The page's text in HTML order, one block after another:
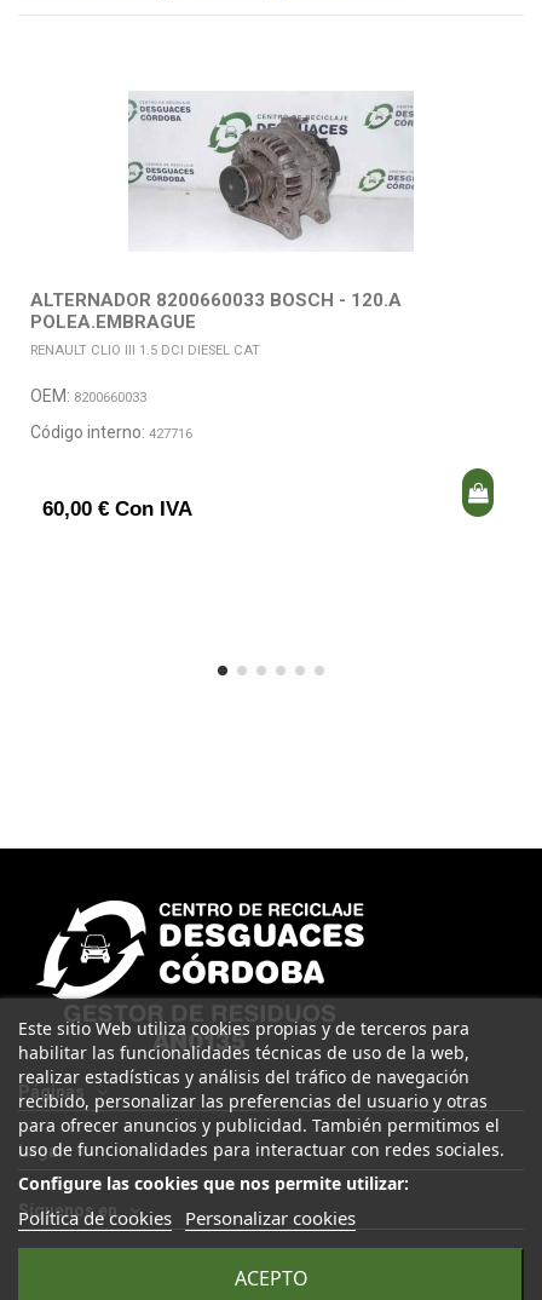
ALTERNADOR 8200660033 BOSCH - 120.A
POLEA.EMBRAGUE
RENAULT CLIO III 1.5 DCI DIESEL CAT
OEM: 8200660033
Código interno: 427716
60,00 € Con IVA
Páginas
Legal
Este sitio Web utiliza cookies propias y de terceros para
habilitar las funcionalidades técnicas de uso de la web,
realizar estadísticas y análisis del tráfico de navegación
recibido, personalizar las preferencias del usuario y otras
para ofrecer anuncios y publicidad. También permitimos el
uso de funcionalidades para interactuar con redes sociales.
Configure las cookies que nos permite utilizar:
Política de cookies Personalizar cookies
ACEPTO
Síguenos en